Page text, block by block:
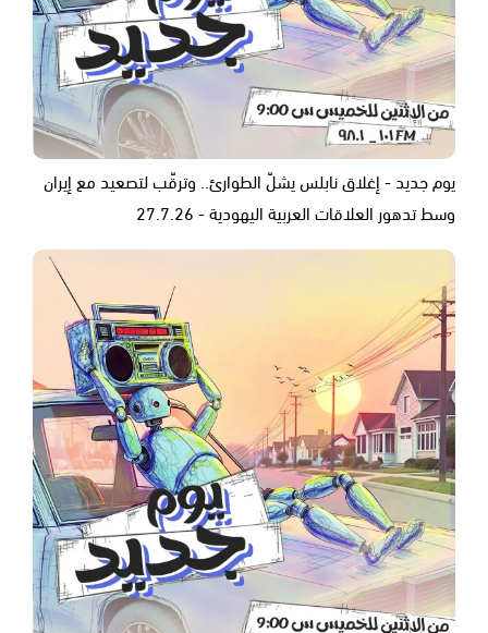
يوم جديد - إغلاق نابلس يشلّ الطوارئ.. وترقّب لتصعيد مع إيران
وسط تدهور العلاقات العربية اليهودية - 27.7.26